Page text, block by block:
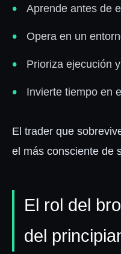
Aprende antes de
Opera en un
Prioriza ejecución
Invierte tiempo en
El trader que
el más consciente de
El rol del
del